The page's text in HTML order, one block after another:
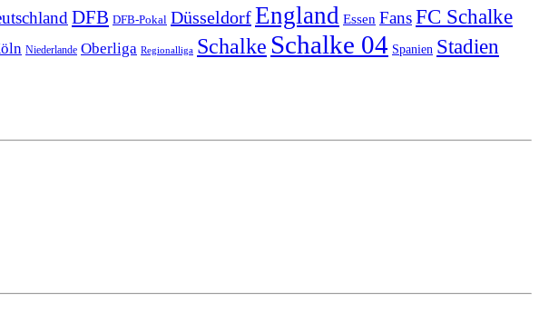
DFB DFB-Pokal DüsseldorfEngland Essen FansFC Schalke
Niederlande Oberliga Regionalliga Schalke Schalke 04 Spanien Stadien